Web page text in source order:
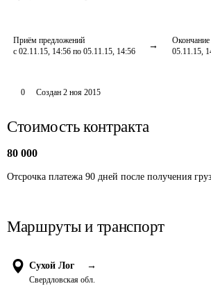
Приём предложений
с 02.11.15, 14:56 по 05.11.15, 14:56
Окончание
05.11.15,
0 Создан 2 ноя 2015
Стоимость контракта
80 000
Отсрочка платежа 90 дней после получения
Маршруты и транспорт
Сухой Лог →
Свердловская обл.